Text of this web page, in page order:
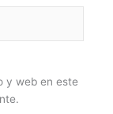
y web en este